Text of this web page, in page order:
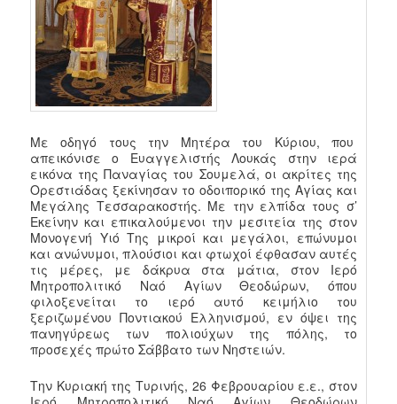
Με οδηγό τους την Μητέρα του Κύριου, που
απεικόνισε ο Ευαγγελιστής Λουκάς στην ιερά
εικόνα της Παναγίας του Σουμελά, οι ακρίτες της
Ορεστιάδας ξεκίνησαν το οδοιπορικό της Αγίας και
Μεγάλης Τεσσαρακοστής. Με την ελπίδα τους σ’
Εκείνην και επικαλούμενοι την μεσιτεία της στον
Μονογενή Υιό Της μικροί και μεγάλοι, επώνυμοι
και ανώνυμοι, πλούσιοι και φτωχοί έφθασαν αυτές
τις μέρες, με δάκρυα στα μάτια, στον Ιερό
Μητροπολιτικό Ναό Αγίων Θεοδώρων, όπου
φιλοξενείται το ιερό αυτό κειμήλιο του
ξεριζωμένου Ποντιακού Ελληνισμού, εν όψει της
πανηγύρεως των πολιούχων της πόλης, το
προσεχές πρώτο Σάββατο των Νηστειών.
Την Κυριακή της Τυρινής, 26 Φεβρουαρίου ε.ε., στον